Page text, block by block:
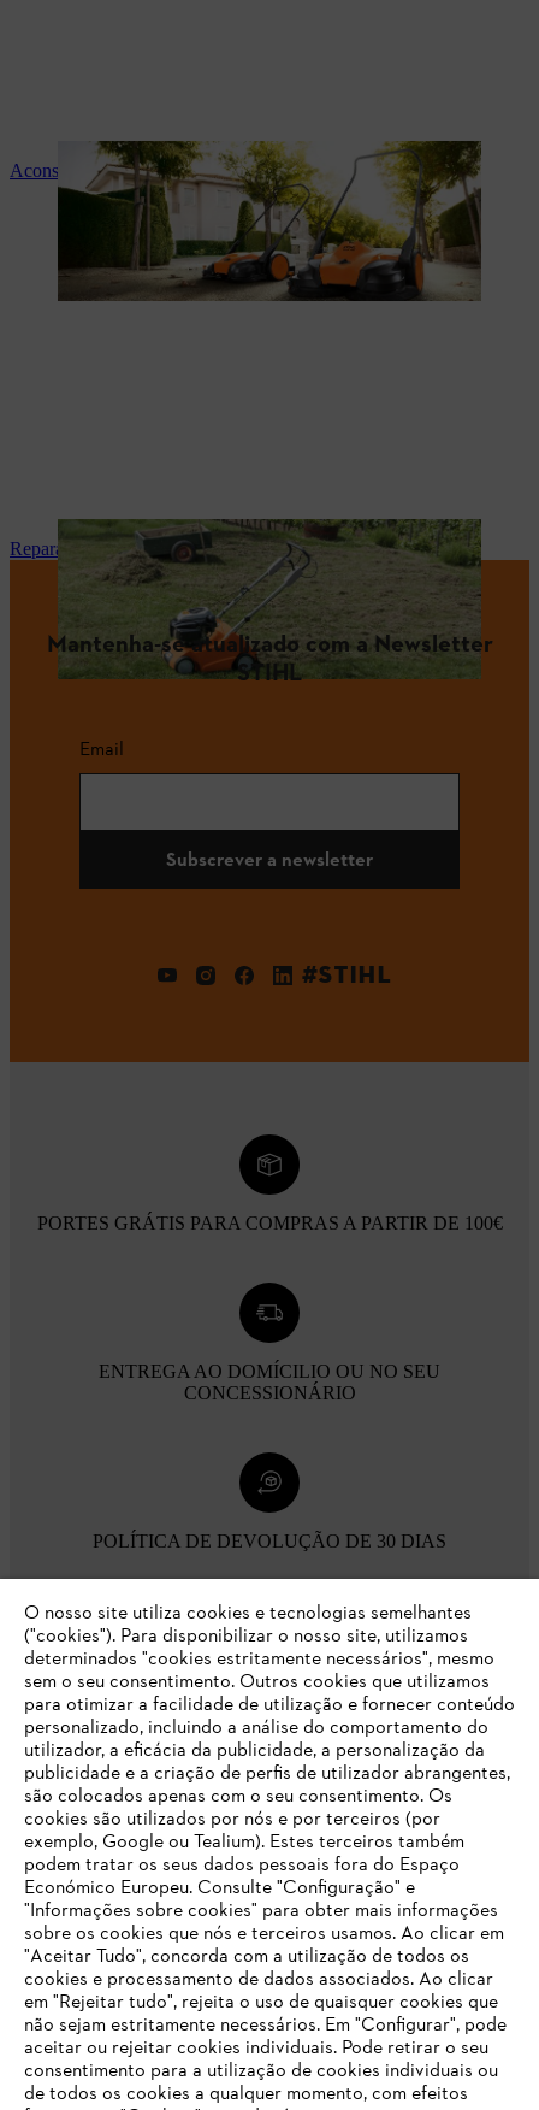
Aconselhamento e instruções sobre os produtos
Reparação e manutenção
Mantenha-se atualizado com a Newsletter
STIHL
Email
Subscrever a newsletter
#STIHL
PORTES GRÁTIS PARA COMPRAS A PARTIR DE 100€
ENTREGA AO DOMÍCILIO OU NO SEU
CONCESSIONÁRIO
POLÍTICA DE DEVOLUÇÃO DE 30 DIAS
Opções de pagamento
Empresa
FAQs Loja Online
Contacto
O SEU NAVEGADOR NÃO SUPORTA
ESTE WEBSITE
Está utilizar um navegador que ainda não suportamos. Para
obter o melhor uso de nosso site, recomendamos que altere
para um dos seguintes navegadores:
O nosso site utiliza cookies e tecnologias semelhantes
("cookies"). Para disponibilizar o nosso site, utilizamos
determinados "cookies estritamente necessários", mesmo
sem o seu consentimento. Outros cookies que utilizamos
para otimizar a facilidade de utilização e fornecer conteúdo
personalizado, incluindo a análise do comportamento do
utilizador, a eficácia da publicidade, a personalização da
publicidade e a criação de perfis de utilizador abrangentes,
são colocados apenas com o seu consentimento. Os
cookies são utilizados por nós e por terceiros (por
exemplo, Google ou Tealium). Estes terceiros também
podem tratar os seus dados pessoais fora do Espaço
Económico Europeu. Consulte "Configuração" e
"Informações sobre cookies" para obter mais informações
sobre os cookies que nós e terceiros usamos. Ao clicar em
"Aceitar Tudo", concorda com a utilização de todos os
cookies e processamento de dados associados. Ao clicar
em "Rejeitar tudo", rejeita o uso de quaisquer cookies que
não sejam estritamente necessários. Em "Configurar", pode
aceitar ou rejeitar cookies individuais. Pode retirar o seu
consentimento para a utilização de cookies individuais ou
de todos os cookies a qualquer momento, com efeitos